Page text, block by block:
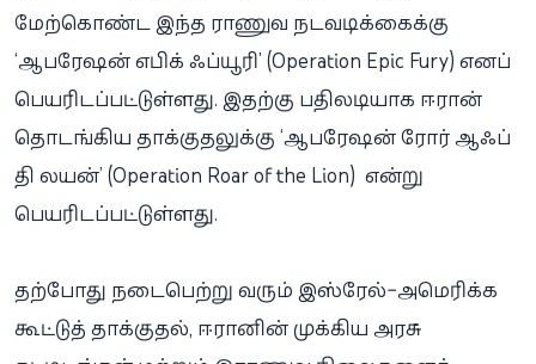
மேற்கொண்ட இந்த ராணுவ நடவடிக்கைக்கு
‘ஆபரேஷன் எபிக் ஃப்யூரி’ (Operation Epic Fury) எனப்
பெயரிடப்பட்டுள்ளது. இதற்கு பதிலடியாக ஈரான்
தொடங்கிய தாக்குதலுக்கு ‘ஆபரேஷன் ரோர் ஆஃப்
தி லயன்’ (Operation Roar of the Lion) என்று
பெயரிடப்பட்டுள்ளது.
தற்போது நடைபெற்று வரும் இஸ்ரேல்–அமெரிக்க
கூட்டுத் தாக்குதல், ஈரானின் முக்கிய அரசு